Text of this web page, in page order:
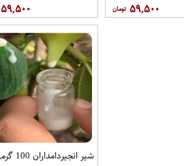
۵۹,۵۰۰ ۵۹,۵۰۰
شیر انجیردامداران 100 گرمی